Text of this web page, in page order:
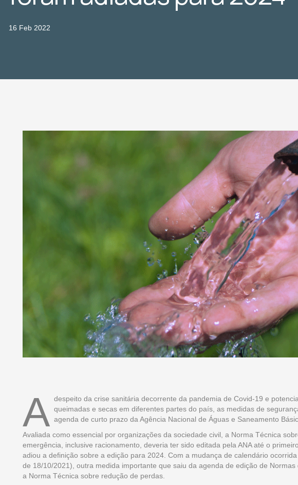
16 Feb 2022
A despeito da crise sanitária decorrente da pandemia de Covid-19 e
queimadas e secas em diferentes partes do país, as medidas de
agenda de curto prazo da Agência Nacional de Águas e Saneamento
Avaliada como essencial por organizações da sociedade civil, a Norma Técnica
emergência, inclusive racionamento, deveria ter sido editada pela ANA até o
adiou a definição sobre a edição para 2024. Com a mudança de calendário
de 18/10/2021), outra medida importante que saiu da agenda de edição de
a Norma Técnica sobre redução de perdas.